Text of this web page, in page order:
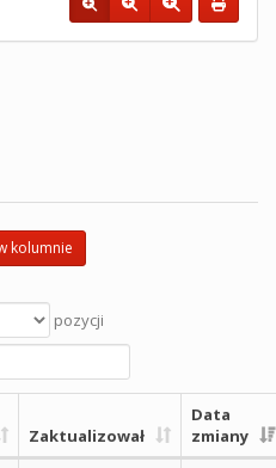
kolumnie
pozycji
Zaktualizował
Data
zmiany